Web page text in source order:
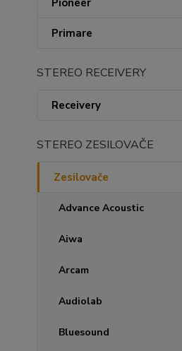
Pioneer
Primare
STEREO RECEIVERY
Receivery
STEREO ZESILOVAČE
Zesilovače
Advance Acoustic
Aiwa
Arcam
Audiolab
Bluesound